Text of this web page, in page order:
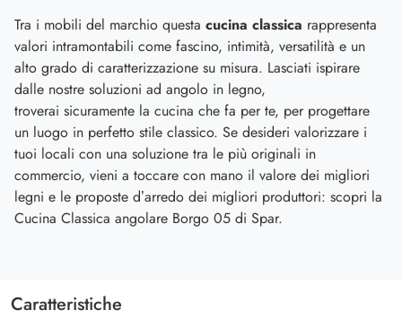
Tra i mobili del marchio questa cucina classica rappresenta
valori intramontabili come fascino, intimità, versatilità e un
alto grado di caratterizzazione su misura. Lasciati ispirare
dalle nostre soluzioni ad angolo in legno,
troverai sicuramente la cucina che fa per te, per progettare
un luogo in perfetto stile classico. Se desideri valorizzare i
tuoi locali con una soluzione tra le più originali in
commercio, vieni a toccare con mano il valore dei migliori
legni e le proposte d’arredo dei migliori produttori: scopri la
Cucina Classica angolare Borgo 05 di Spar.
Caratteristiche